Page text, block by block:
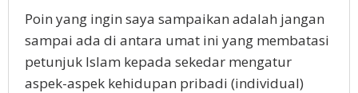
Poin yang ingin saya sampaikan adalah jangan
sampai ada di antara umat ini yang membatasi
petunjuk Islam kepada sekedar mengatur
aspek-aspek kehidupan pribadi (individual)